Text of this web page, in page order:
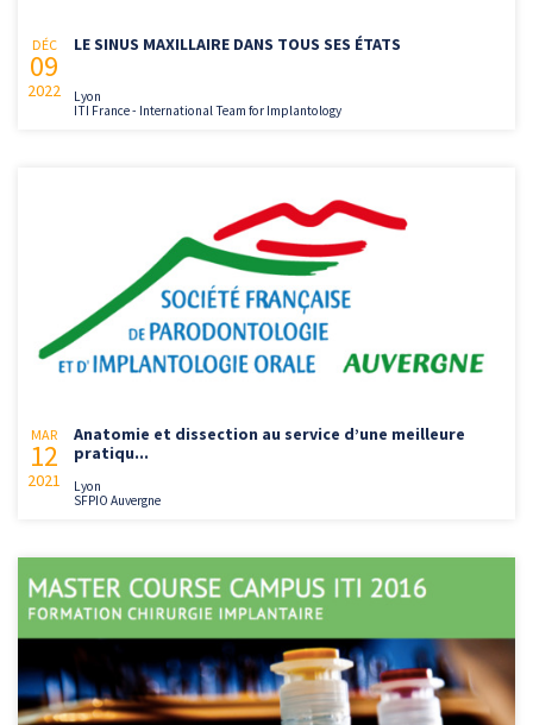
DÉC
09
2022
LE SINUS MAXILLAIRE DANS TOUS SES ÉTATS
Lyon
ITI France - International Team for Implantology
MAR
12
2021
Anatomie et dissection au service d’une meilleure
pratiqu...
Lyon
SFPIO Auvergne